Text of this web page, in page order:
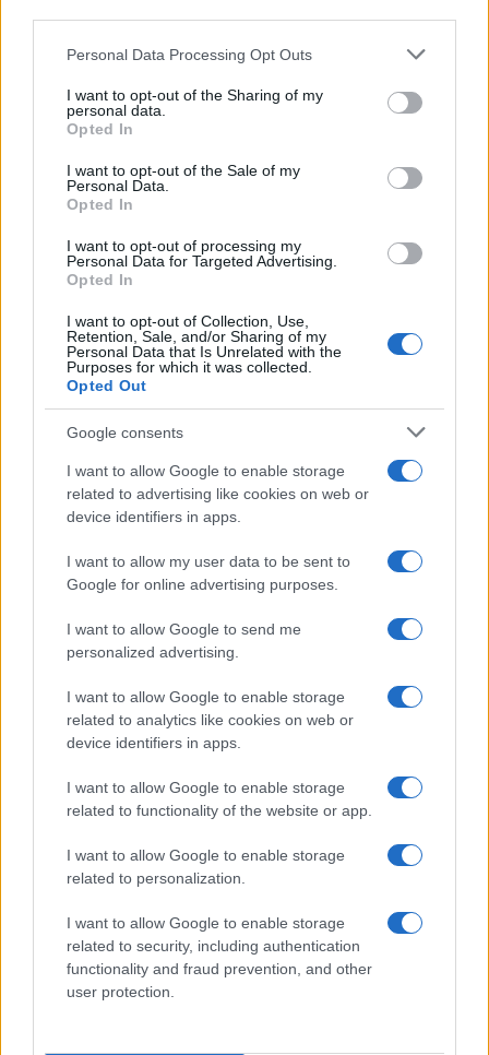
Please note that this website/app uses one or more Google
not limited to your visit or usage behaviour. You may click to
grant or deny consent to Google and its third-party tags to
use your data for below specified purposes in below Google
consent section.
Personal Data Processing Opt Outs
I want to opt-out of the Sharing of my
personal data.
Opted In
I want to opt-out of the Sale of my
Personal Data.
Opted In
I want to opt-out of processing my
Personal Data for Targeted Advertising.
Opted In
I want to opt-out of Collection, Use,
Retention, Sale, and/or Sharing of my
Personal Data that Is Unrelated with the
Purposes for which it was collected.
Opted Out
Google consents
I want to allow Google to enable storage
related to advertising like cookies on web or
device identifiers in apps.
I want to allow my user data to be sent to
Google for online advertising purposes.
I want to allow Google to send me
personalized advertising.
I want to allow Google to enable storage
related to analytics like cookies on web or
device identifiers in apps.
I want to allow Google to enable storage
related to functionality of the website or app.
I want to allow Google to enable storage
related to personalization.
I want to allow Google to enable storage
related to security, including authentication
functionality and fraud prevention, and other
user protection.
és kerekasztal-beszélgetés lesz.
korábbi világbajnok részvételével. Egy érdekes út a magyar
népi műemlékektől a japán harcművészetig. Vezeti: Király
Norbert építőmérnök, a győri Hild Építőipari Technikum
oktatója (a TÉKA program egyik vezetője), korábbi
kendócsapat vezetője. A japán kendó mára a világkultúra
része, és egy kifinomult küzdősport. Magyarországi
képviselői, a győri kendócsapat tagjai a páston forgatják a
bambuszkardot, és bemutatják harcművészetüket. Ezután
fakardtól a faépítészetig
VEAB NEM elnöke vezet.
Időpont: július 27., szombat – július 28.,
vasárnap. Helyszín: A TÉKA program (Táj –
Építészet – Közösség, illetve Tradicionális
Építészeti és Kézműves Alkotótáborok)
keretében felújított műemlék istálló és
pajta, Taliándörögd, Inkler-ház, Kossuth u.
MAGYAR MŰVÉSZETI AKADÉMIA MAGYAR TUDOMÁNYOS AKADÉMIA
MŰVÉSZETEK VÖLGYE NÉPI ÉPÍTÉSZET